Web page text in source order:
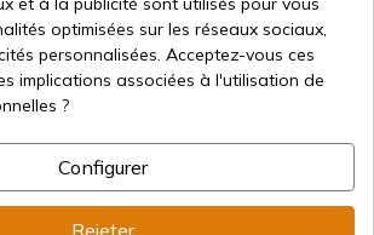
€ Ajouter au panier
en ligne depuis 1998
de paiement
sécurisées
optimisées sur les réseaux sociaux,
personnalisées. Acceptez-vous ces
implications associées à l'utilisation de
?
Configurer
Rejeter